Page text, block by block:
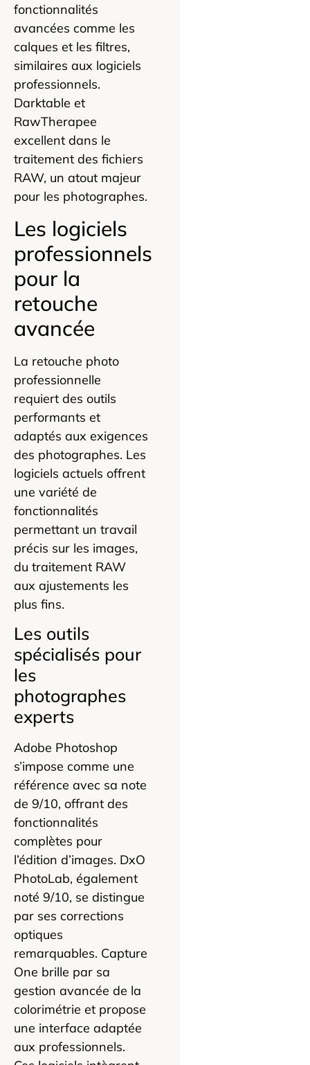
fonctionnalités
avancées comme les
calques et les filtres,
similaires aux logiciels
professionnels.
Darktable et
RawTherapee
excellent dans le
traitement des fichiers
RAW, un atout majeur
pour les photographes.
Les logiciels
professionnels
pour la
retouche
avancée
La retouche photo
professionnelle
requiert des outils
performants et
adaptés aux exigences
des photographes. Les
logiciels actuels offrent
une variété de
fonctionnalités
permettant un travail
précis sur les images,
du traitement RAW
aux ajustements les
plus fins.
Les outils
spécialisés pour
les
photographes
experts
Adobe Photoshop
s’impose comme une
référence avec sa note
de 9/10, offrant des
fonctionnalités
complètes pour
l’édition d’images. DxO
PhotoLab, également
noté 9/10, se distingue
par ses corrections
optiques
remarquables. Capture
One brille par sa
gestion avancée de la
colorimétrie et propose
une interface adaptée
aux professionnels.